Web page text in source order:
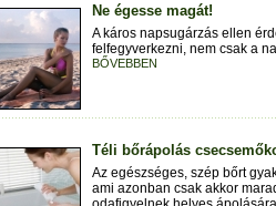
Ne égesse magát!
A káros napsugárzás ellen
felfegyverkezni, nem csak a
BŐVEBBEN
Téli bőrápolás
Az egészséges, szép bőrt
ami azonban csak akkor